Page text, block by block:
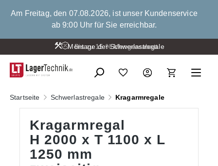
springen
Am Freitag, den 07.08.2026, ist unser Kundenservice
ab 9:00 Uhr für Sie erreichbar.
Bis zu 15 % Mengenrabatt
Montage der Schwerlastregale
Startseite Schwerlastregale Kragarmregale
Kragarmregal
H 2000 x T 1100 x L
1250 mm